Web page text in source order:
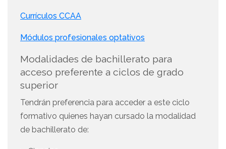
Currículos CCAA
Módulos profesionales optativos
Modalidades de bachillerato para
acceso preferente a ciclos de grado
superior
Tendrán preferencia para acceder a este ciclo
formativo quienes hayan cursado la modalidad
de bachillerato de: